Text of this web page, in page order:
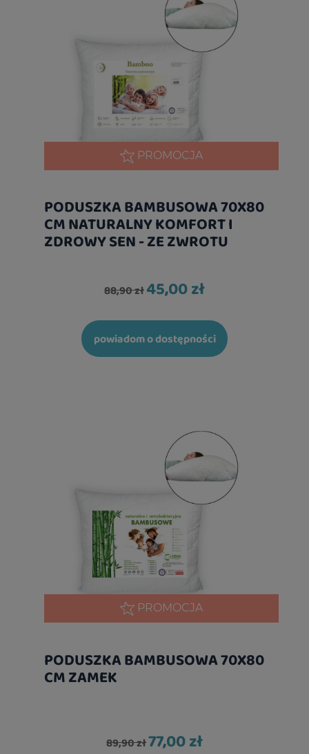
PROMOCJA
PODUSZKA BAMBUSOWA 70X80
CM NATURALNY KOMFORT I
ZDROWY SEN - ZE ZWROTU
88,90 zł45,00 zł
powiadom o dostępności
PROMOCJA
PODUSZKA BAMBUSOWA 70X80
CM ZAMEK
89,90 zł77,00 zł